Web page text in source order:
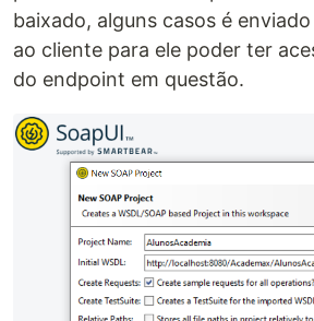
baixado, alguns casos é
ao cliente para ele poder ter
do endpoint em questão.